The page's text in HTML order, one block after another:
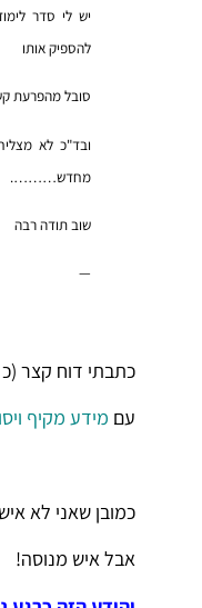
יש לי סדר
להספיק אותו
סובל מהפרעת
ובד"כ לא
מחדש……….
שוב תודה רבה
—
כתבתי דוח קצר (כ 6 עמודים)
עם מידע מקיף
כמובן שאני לא
אבל איש מנוסה!